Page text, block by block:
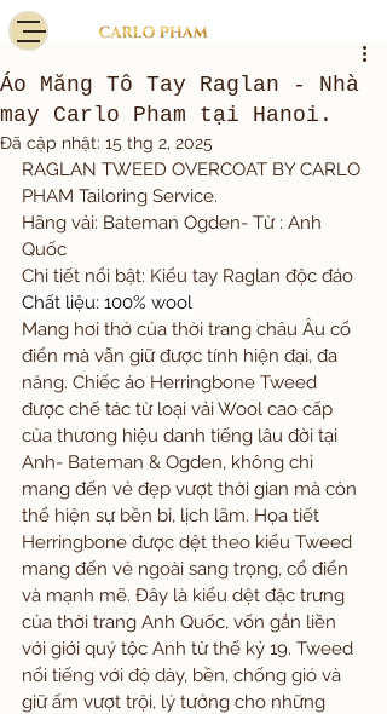
Áo Măng Tô Tay Raglan - Nhà
may Carlo Pham tại Hanoi.
Đã cập nhật: 15 thg 2, 2025
RAGLAN TWEED OVERCOAT BY CARLO
PHAM Tailoring Service.
Hãng vải: Bateman Ogden- Từ : Anh
Quốc
Chi tiết nổi bật: Kiểu tay Raglan độc đáo
Chất liệu: 100% wool
Mang hơi thở của thời trang châu Âu cổ
điển mà vẫn giữ được tính hiện đại, đa
năng. Chiếc áo Herringbone Tweed
được chế tác từ loại vải Wool cao cấp
của thương hiệu danh tiếng lâu đời tại
Anh- Bateman & Ogden, không chỉ
mang đến vẻ đẹp vượt thời gian mà còn
thể hiện sự bền bỉ, lịch lãm. Họa tiết
Herringbone được dệt theo kiểu Tweed
mang đến vẻ ngoài sang trọng, cổ điển
và mạnh mẽ. Đây là kiểu dệt đặc trưng
của thời trang Anh Quốc, vốn gắn liền
với giới quý tộc Anh từ thế kỷ 19. Tweed
nổi tiếng với độ dày, bền, chống gió và
giữ ấm vượt trội, lý tưởng cho những